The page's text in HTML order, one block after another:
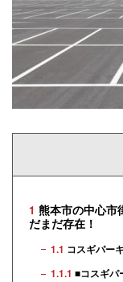
1 熊本市の中心市
だまだ存在！
1.1 コスギパー
1.1.1 ■コスギパ